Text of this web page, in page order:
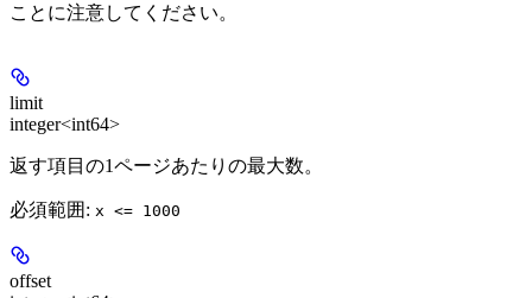
ことに注意してください。
limit
integer<int64>
返す項目の1ページあたりの最大数。
必須範囲 : x <= 1000
offset